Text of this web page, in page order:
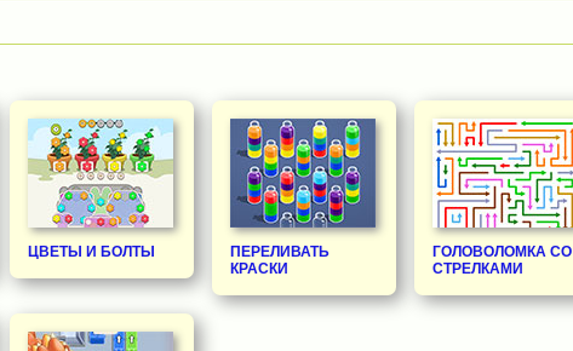
ЦВЕТЫ И БОЛТЫ
ПЕРЕЛИВАТЬ
КРАСКИ
ГОЛОВОЛОМКА СО
СТРЕЛКАМИ